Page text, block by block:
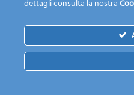
soggetta a direzione e
dettagli consulta la nostra